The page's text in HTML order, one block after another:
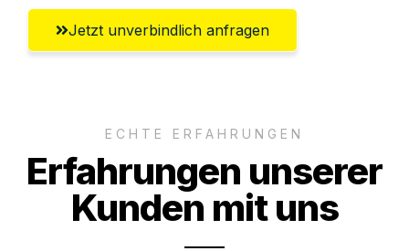
Jetzt unverbindlich anfragen
ECHTE ERFAHRUNGEN
Erfahrungen unserer
Kunden mit uns